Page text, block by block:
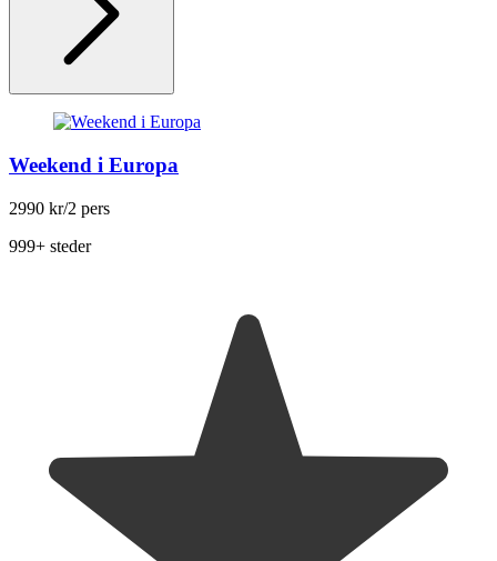
Weekend i Europa
2990 kr/2 pers
999+ steder